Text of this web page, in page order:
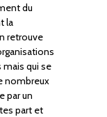
du
la
retrouve
qui se
nombreux
part et